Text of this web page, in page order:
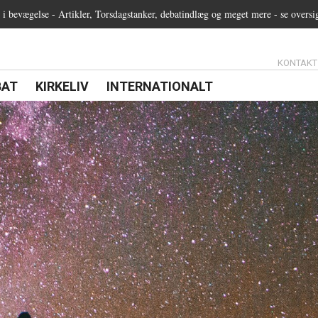
bevægelse - Artikler, Torsdagstanker, debatindlæg og meget mere - se
13.0:
KONTAKT
21.0:
KIRKELIV 22.0:
INTERNATIONALT